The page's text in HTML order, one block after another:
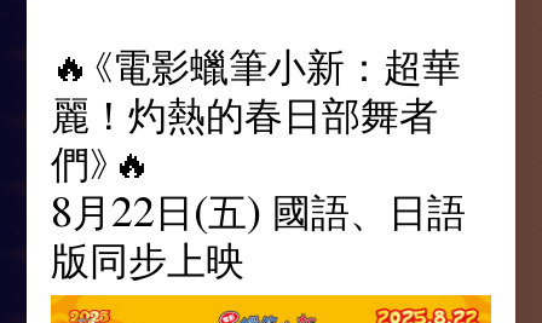
🔥《電影蠟筆小新：超華
麗！灼熱的春日部舞者
們》🔥
8月22日(五) 國語、日語
版同步上映